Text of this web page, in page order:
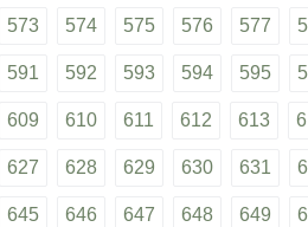
573 574 575 576 577
591 592 593 594 595
609 610 611 612 613
627 628 629 630 631
645 646 647 648 649